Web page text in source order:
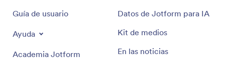
Guía de usuario
Ayuda
Academia Jotform
Datos de Jotform para IA
Kit de medios
En las noticias